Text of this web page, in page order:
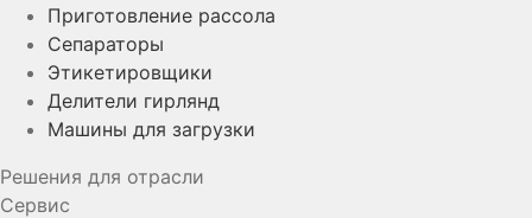
Приготовление рассола
Сепараторы
Этикетировщики
Делители гирлянд
Машины для загрузки
Решения для отрасли
Сервис